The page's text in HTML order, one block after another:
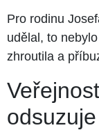
Pro rodinu
udělal, to
zhroutila a
odsuzuje